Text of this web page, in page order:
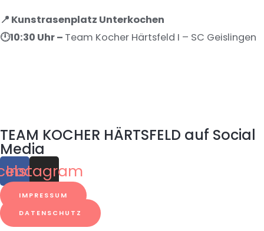
📍 Kunstrasenplatz Unterkochen
🕛10:30 Uhr – Team Kocher Härtsfeld I – SC Geislingen
TEAM KOCHER HÄRTSFELD auf Social
Media
Instagram
IMPRESSUM
DATENSCHUTZ